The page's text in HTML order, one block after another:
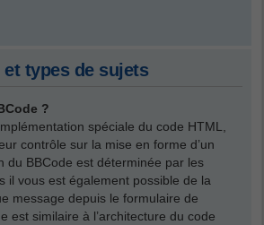
types de sujets
?
spéciale du code HTML,
contrôle sur la mise en forme d’un
du BBCode est déterminée par les
il vous est également possible de la
message depuis le formulaire de
est similaire à l’architecture du code